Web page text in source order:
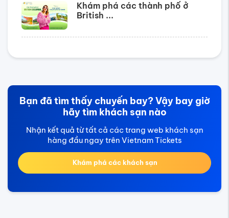
Khám phá các thành phố ở
British ...
Bạn đã tìm thấy chuyến bay? Vậy bay giờ
hãy tìm khách sạn nào
Nhận kết quả từ tất cả các trang web khách sạn
hàng đầu ngay trên Vietnam Tickets
Khám phá các khách sạn